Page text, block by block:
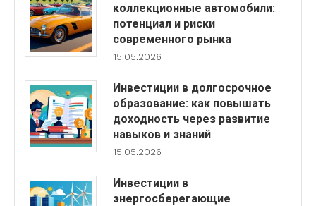
коллекционные автомобили:
потенциал и риски
современного рынка
15.05.2026
Инвестиции в долгосрочное
образование: как повышать
доходность через развитие
навыков и знаний
15.05.2026
Инвестиции в
энергосберегающие